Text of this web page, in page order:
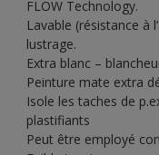
FLOW Technology.
Lavable (résistance à
lustrage.
Extra blanc –
Peinture mate extra
Isole les taches de
plastifiants
Peut être employé